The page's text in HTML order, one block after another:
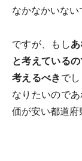
なかなかいない
ですが、もし
と考えている
考えるべき で
なりたいので
価が安い都道府